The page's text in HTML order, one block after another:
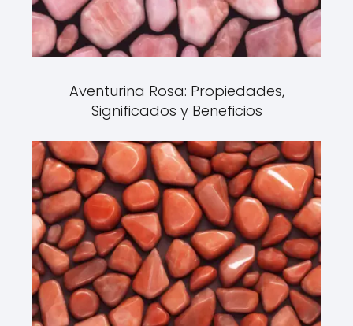
Aventurina Rosa: Propiedades,
Significados y Beneficios